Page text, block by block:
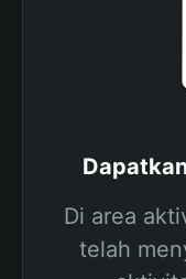
Di area
telah